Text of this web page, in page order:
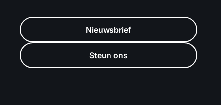
Nieuwsbrief
Steun ons